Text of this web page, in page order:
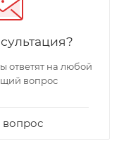
ответят на любой
вопрос
вопрос